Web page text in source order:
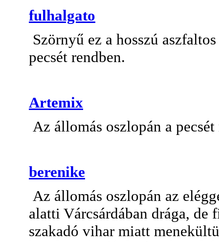
fulhalgato
Szörnyű ez a hosszú
pecsét rendben.
Artemix
Az állomás oszlopán a pecsét
berenike
Az állomás oszlopán az
alatti Várcsárdában drága,
szakadó vihar miatt